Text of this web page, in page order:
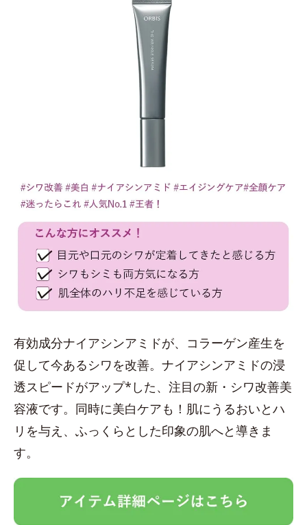
有効成分ナイアシンアミドが、コラーゲン産生を
促して今あるシワを改善。ナイアシンアミドの浸
透スピードがアップ*した、注目の新・シワ改善美
容液です。同時に美白ケアも！肌にうるおいとハ
リを与え、ふっくらとした印象の肌へと導きま
す。